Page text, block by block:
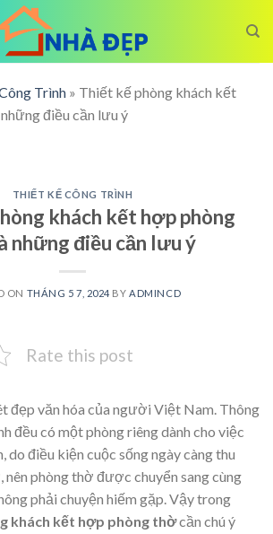
Trình » Thiết kế phòng khách kết
điều cần lưu ý
THIẾT KẾ CÔNG TRÌNH
khách kết hợp phòng
những điều cần lưu ý
ON THÁNG 5 7, 2024 BYADMINCD
Rate this post
đẹp văn hóa của người Việt Nam. Thông
đều có một phòng riêng dành cho việc
do điều kiện cuộc sống ngày càng thu
nên phòng thờ được chuyển sang cùng
phải chuyện hiếm gặp. Vậy trong
khách kết hợp phòng thờcần chú ý